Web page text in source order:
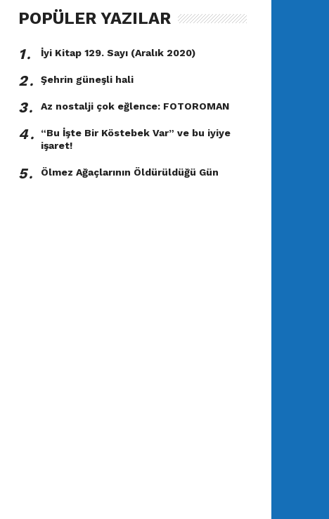
POPÜLER YAZILAR
1․ İyi Kitap 129. Sayı (Aralık 2020)
2․ Şehrin güneşli hali
3․ Az nostalji çok eğlence: FOTOROMAN
4․
“Bu İşte Bir Köstebek Var” ve bu iyiye
işaret!
5․ Ölmez Ağaçlarının Öldürüldüğü Gün